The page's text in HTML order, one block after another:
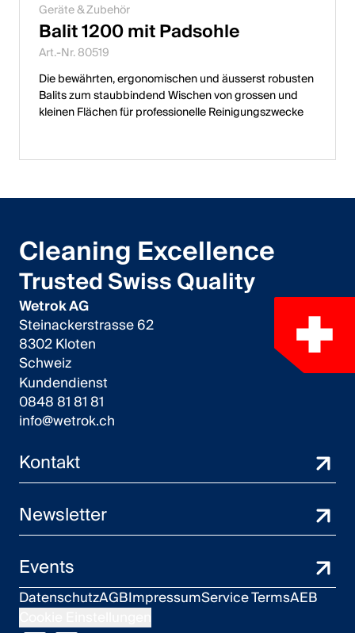
Geräte & Zubehör
Balit 1200 mit Padsohle
Art.-Nr. 80519
Die bewährten, ergonomischen und äusserst robusten
Balits zum staubbindend Wischen von grossen und
kleinen Flächen für professionelle Reinigungszwecke
Cleaning Excellence
Trusted Swiss Quality
Wetrok AG
Steinackerstrasse 62
8302 Kloten
Schweiz
Kundendienst
0848 81 81 81
info@wetrok.ch
Kontakt
Newsletter
Events
DatenschutzAGBImpressumService TermsAEB